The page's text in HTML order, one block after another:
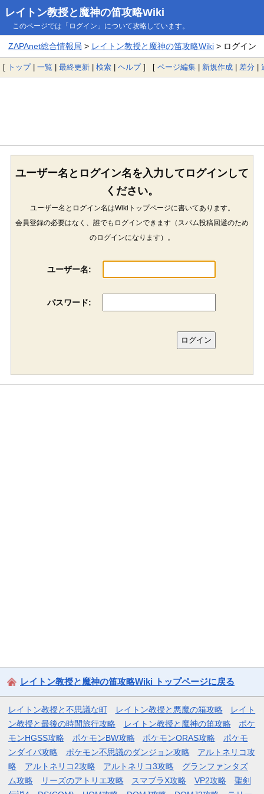
レイトン教授と魔神の笛攻略Wiki
このページでは「ログイン」について攻略しています。
ZAPAnet総合情報局 > レイトン教授と魔神の笛攻略Wiki> ログイン
[ トップ| 一覧 | 最終更新 | 検索 | ヘルプ] [ ページ編集 | 新規作成 | 差分 |
ユーザー名とログイン名を入力してログインして
ください。
ユーザー名とログイン名はWikiトップページに書いてあります。
会員登録の必要はなく、誰でもログインできます（スパム投稿回避のため
のログインになります）。
ユーザー名:
パスワード:
レイトン教授と魔神の笛攻略Wiki トップページに戻る
レイトン教授と不思議な町 レイトン教授と悪魔の箱攻略
レイト
ン教授と最後の時間旅行攻略
レイトン教授と魔神の笛攻略
ポケ
モンHGSS攻略
ポケモンBW攻略 ポケモンORAS攻略
ポケモ
ンダイパ攻略
ポケモン不思議のダンジョン攻略
アルトネリコ攻
略
アルトネリコ2攻略 アルトネリコ3攻略
グランファンタズ
ム攻略
リーズのアトリエ攻略 スマブラX攻略 VP2攻略
聖剣